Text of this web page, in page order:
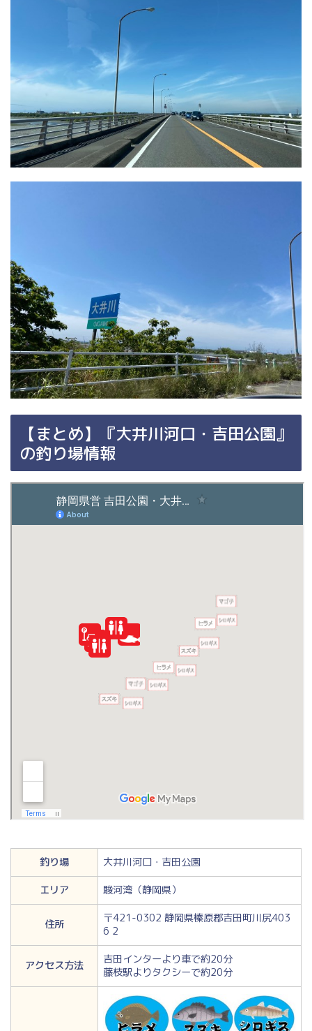
【まとめ】『大井川河口・吉田公園』
の釣り場情報
釣り場
大井川河口・吉田公園
エリア
駿河湾（静岡県）
住所
〒421-0302 静岡県榛原郡吉田町川尻403
6 2
アクセス方法
吉田インターより車で約20分
藤枝駅よりタクシーで約20分